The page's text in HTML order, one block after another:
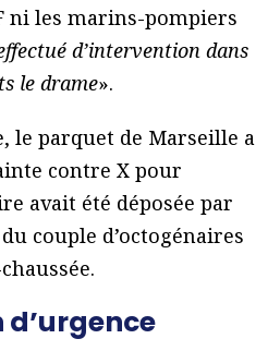
ni les marins-pompiers
d’intervention dans
le drame».
le parquet de Marseille a
contre X pour
avait été déposée par
couple d’octogénaires